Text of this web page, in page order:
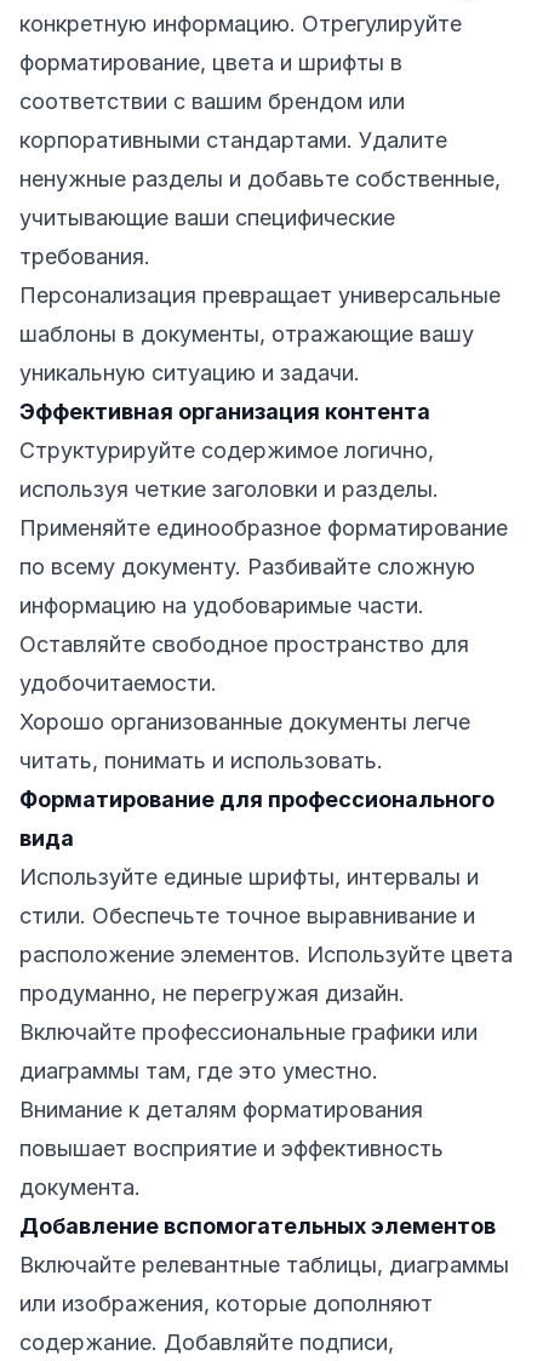
конкретную информацию. Отрегулируйте
форматирование, цвета и шрифты в
соответствии с вашим брендом или
корпоративными стандартами. Удалите
ненужные разделы и добавьте собственные,
учитывающие ваши специфические
требования.
Персонализация превращает универсальные
шаблоны в документы, отражающие вашу
уникальную ситуацию и задачи.
Эффективная организация контента
Структурируйте содержимое логично,
используя четкие заголовки и разделы.
Применяйте единообразное форматирование
по всему документу. Разбивайте сложную
информацию на удобоваримые части.
Оставляйте свободное пространство для
удобочитаемости.
Хорошо организованные документы легче
читать, понимать и использовать.
Форматирование для профессионального
вида
Используйте единые шрифты, интервалы и
стили. Обеспечьте точное выравнивание и
расположение элементов. Используйте цвета
продуманно, не перегружая дизайн.
Включайте профессиональные графики или
диаграммы там, где это уместно.
Внимание к деталям форматирования
повышает восприятие и эффективность
документа.
Добавление вспомогательных элементов
Включайте релевантные таблицы, диаграммы
или изображения, которые дополняют
содержание. Добавляйте подписи,